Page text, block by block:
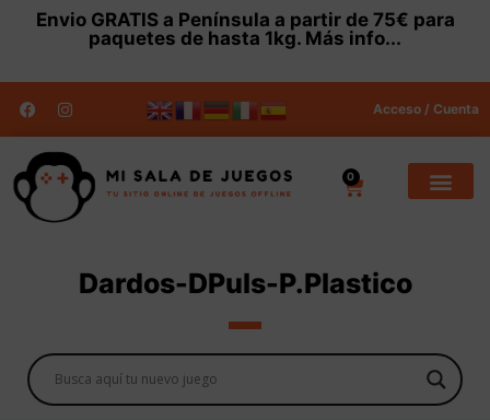
Envio GRATISa Península a partir de 75€ para
paquetes de hasta 1kg. Más info...
Acceso / Cuenta
0
Dardos-DPuls-P.Plastico